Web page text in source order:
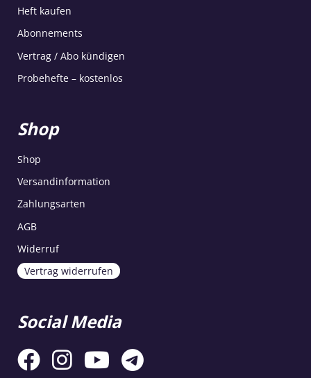
Heft kaufen
Abonnements
Vertrag / Abo kündigen
Probehefte – kostenlos
Shop
Shop
Versandinformation
Zahlungsarten
AGB
Widerruf
Vertrag widerrufen
Social Media